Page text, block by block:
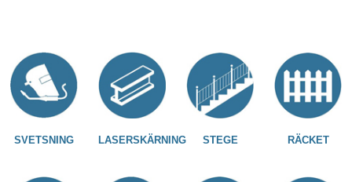
SVETSNING LASERSKÄRNING STEGE RÄCKET